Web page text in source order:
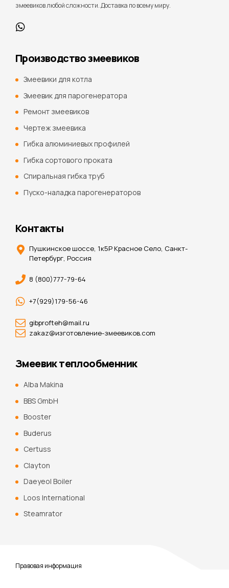
змеевиков любой сложности. Доставка по всему миру.
Производство змеевиков
Змеевики для котла
Змеевик для парогенератора
Ремонт змеевиков
Чертеж змеевика
Гибка алюминиевых профилей
Гибка сортового проката
Спиральная гибка труб
Пуско-наладка парогенераторов
Контакты
Пушкинское шоссе, 1к5Р Красное Село, Санкт-
Петербург, Россия
8 (800)777-79-64
+7(929)179-56-46
gibprofteh@mail.ru
zakaz@изготовление-змеевиков.com
Змеевик теплообменник
Alba Makina
BBS GmbH
Booster
Buderus
Certuss
Clayton
Daeyeol Boiler
Loos International
Steamrator
Правовая информация